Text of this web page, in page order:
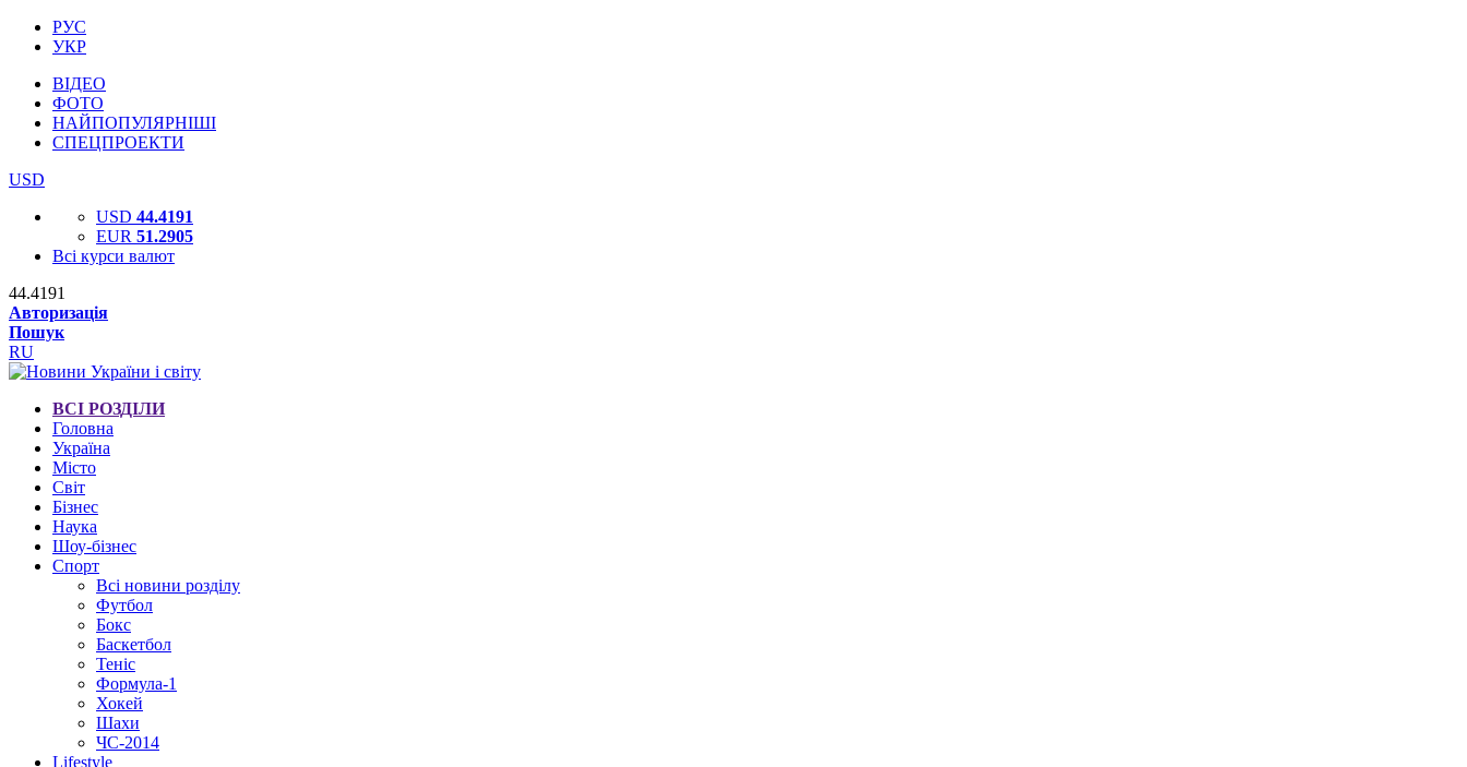
РУС
УКР
ВІДЕО
ФОТО
НАЙПОПУЛЯРНІШІ
СПЕЦПРОЕКТИ
USD
USD 44.4191
EUR 51.2905
Всі курси валют
44.4191
Авторизація
Пошук
RU
ВСІ РОЗДІЛИ
Головна
Україна
Місто
Світ
Бізнес
Наука
Шоу-бізнес
Спорт
Всі новини розділу
Футбол
Бокс
Баскетбол
Теніс
Формула-1
Хокей
Шахи
ЧС-2014
Lifestyle